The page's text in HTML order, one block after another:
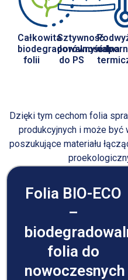
Całkowita
biodegradowalność
folii
Sztywność
porównywalna
do PS
Dzięki tym cechom folia
produkcyjnych i może
poszukujące materiału
Folia BIO-ECO
–
folia do
nowoczesnych